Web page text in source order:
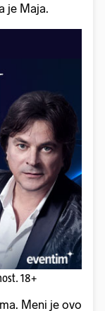
je Maja.
18+
Meni je ovo